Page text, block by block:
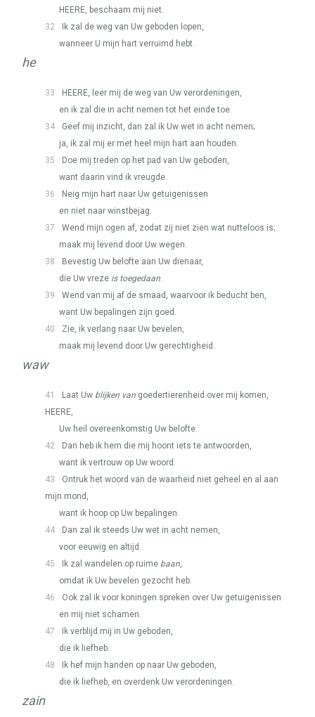
HEERE, beschaam mij niet.
32
Ik zal de weg van Uw geboden lopen,
wanneer U mijn hart verruimd hebt.
he
33 HEERE, leer mij de weg van Uw verordeningen,
en ik zal die in acht nemen tot het einde toe.
34
Geef mij inzicht, dan zal ik Uw wet in acht nemen;
ja, ik zal mij er met heel mijn hart aan houden.
35
Doe mij treden op het pad van Uw geboden,
want daarin vind ik vreugde.
36
Neig mijn hart naar Uw getuigenissen
en niet naar winstbejag.
37
Wend mijn ogen af, zodat zij niet zien wat nutteloos is;
maak mij levend door Uw wegen.
38
Bevestig Uw belofte aan Uw dienaar,
die Uw vreze is toegedaan.
39
Wend van mij af de smaad, waarvoor ik beducht ben,
want Uw bepalingen zijn goed.
40
Zie, ik verlang naar Uw bevelen,
maak mij levend door Uw gerechtigheid.
waw
41 Laat Uw blijken van goedertierenheid over mij komen,
HEERE,
Uw heil overeenkomstig Uw belofte.
42
Dan heb ik hem die mij hoont iets te antwoorden,
want ik vertrouw op Uw woord.
43
Ontruk het woord van de waarheid niet geheel en al aan
mijn mond,
want ik hoop op Uw bepalingen.
44
Dan zal ik steeds Uw wet in acht nemen,
voor eeuwig en altijd.
45
Ik zal wandelen op ruime baan,
omdat ik Uw bevelen gezocht heb.
46
Ook zal ik voor koningen spreken over Uw getuigenissen
en mij niet schamen.
47
Ik verblijd mij in Uw geboden,
die ik liefheb.
48
Ik hef mijn handen op naar Uw geboden,
die ik liefheb, en overdenk Uw verordeningen.
zain